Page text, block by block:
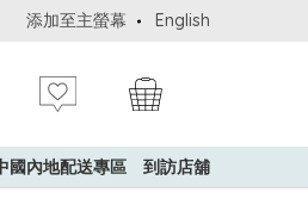
簽賬回贈！ 購買一般貨品(冷凍食
添加至主螢幕 English
國內地配送專區 到訪店舖